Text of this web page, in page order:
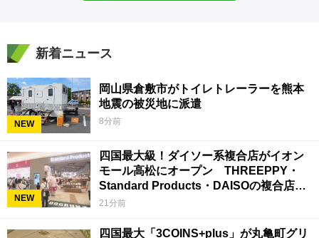
新着ニュース
NEW
岡山県倉敷市がトイレトレーラーを熊本
地震の被災地に派遣
8分前
NEW
四国最大級！ダイソー系複合店がイオン
モール高松にオープン THREEPPY・
Standard Products・DAISOの複合店は
香川県初
21分前
四国最大「3COINS+plus」が丸亀町グリ